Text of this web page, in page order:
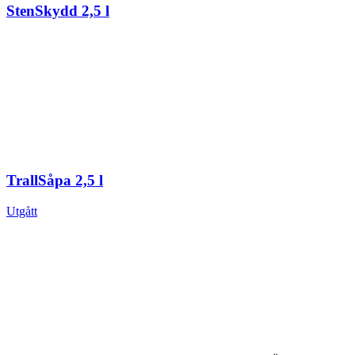
StenSkydd 2,5 l
TrallSåpa 2,5 l
Utgått